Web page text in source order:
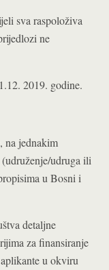
sva raspoloživa
ne
2019. godine.
na jednakim
udruga ili
u Bosni i
detaljne
za finansiranje
u okviru